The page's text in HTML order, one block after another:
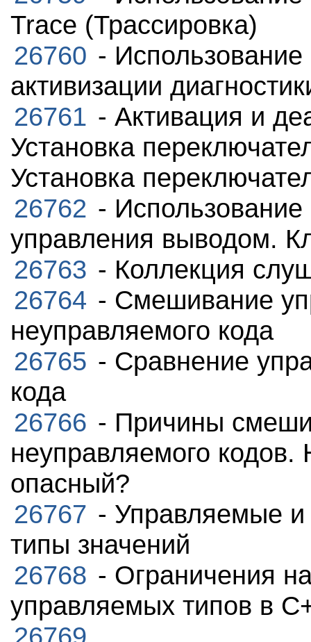
Trace (Трассировка)
26760 -
активизации
26761 - Активация и
Установка
Установка
26762 -
управления выводом.
26763 - Коллекция
26764 - Смешивание
неуправляемого кода
26765 - Сравнение
кода
26766 - Причины
неуправляемого
опасный?
26767 - Управляемые
типы значений
26768 - Ограничения
управляемых типов в